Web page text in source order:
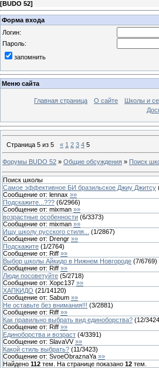
[BUDO 52]
Форма входа
Логин:
Пароль:
запомнить
Меню сайта
Главная страница О сайте Школы и
Страница 5 из 5 « 1 2 3 4 5
Форумы BUDO 52 » Общие обсуждения » Поиск
Поиск школы
Самое эффективное БИ бразильское Джиу Джитсу
Сообщение от: lennax »»
Подскажите...??? (6/2966)
Сообщение от: mixman »»
возрастные особенности (6/3373)
Сообщение от: mixman »»
Ищу школу русского стиля...
(1/2867)
Сообщение от: Drengr »»
Подскажите (1/2764)
Сообщение от: Riff »»
Выбор школы Айкидо в Нижнем Новгороде (7/6769)
Сообщение от: Riff »»
Люди посоветуйте (5/2718)
Сообщение от: Хорс137 »»
ХАПКИДО (21/14120)
Сообщение от: Sabum »»
Не оставьте без внимания!!! (3/2881)
Сообщение от: Riff »»
Как правильно выбрать вид единоборства? (12/3424
Сообщение от: Riff »»
Единоборства и возраст (4/3391)
Сообщение от: SlavaVV »»
Какой стиль выбрать? (11/3423)
Сообщение от: SvoeObraznaYa »»
Найдено 112 тем. На странице показано 12 тем.